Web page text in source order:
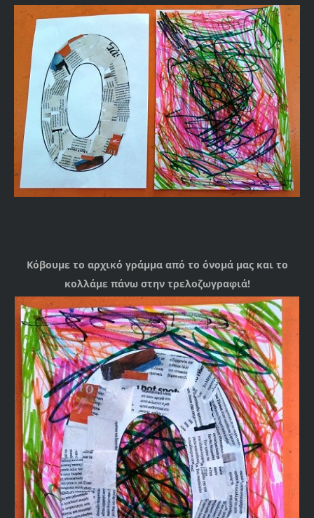
Κόβουμε το αρχικό γράμμα από το όνομά μας και το
κολλάμε πάνω στην τρελοζωγραφιά!